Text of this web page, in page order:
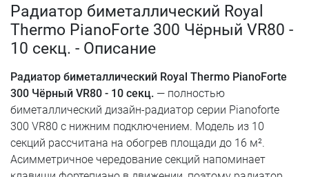
Радиатор биметаллический Royal
Thermo PianoForte 300 Чёрный VR80 -
10 секц. - Описание
Радиатор биметаллический Royal Thermo PianoForte
300 Чёрный VR80 - 10 секц. — полностью
биметаллический дизайн-радиатор серии Pianoforte
300 VR80 с нижним подключением. Модель из 10
секций рассчитана на обогрев площади до 16 м².
Асимметричное чередование секций напоминает